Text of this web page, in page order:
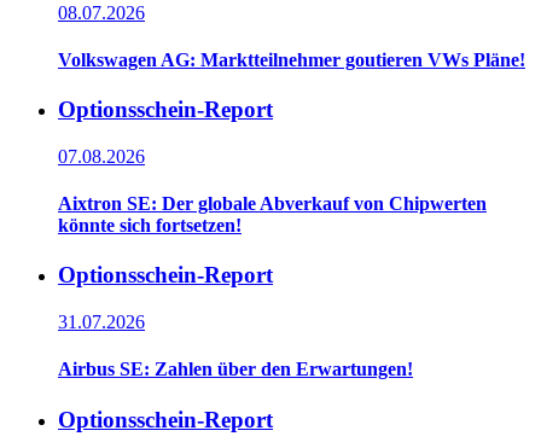
08.07.2026
Volkswagen AG: Marktteilnehmer goutieren VWs Pläne!
Optionsschein-Report
07.08.2026
Aixtron SE: Der globale Abverkauf von Chipwerten
könnte sich fortsetzen!
Optionsschein-Report
31.07.2026
Airbus SE: Zahlen über den Erwartungen!
Optionsschein-Report